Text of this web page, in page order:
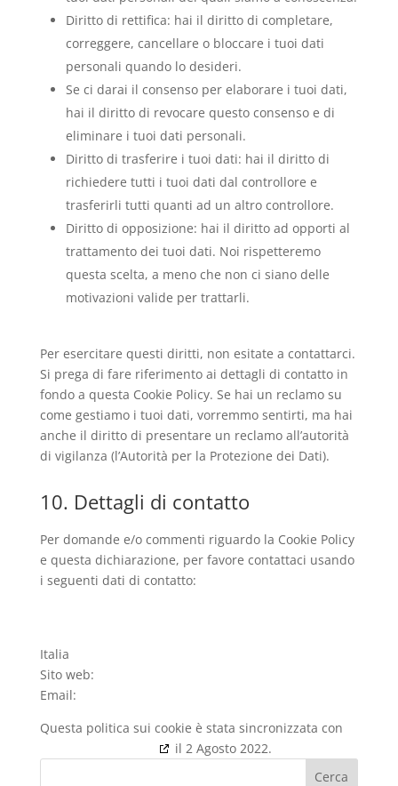
Diritto di rettifica: hai il diritto di completare,
correggere, cancellare o bloccare i tuoi dati
personali quando lo desideri.
Se ci darai il consenso per elaborare i tuoi dati,
hai il diritto di revocare questo consenso e di
eliminare i tuoi dati personali.
Diritto di trasferire i tuoi dati: hai il diritto di
richiedere tutti i tuoi dati dal controllore e
trasferirli tutti quanti ad un altro controllore.
Diritto di opposizione: hai il diritto ad opporti al
trattamento dei tuoi dati. Noi rispetteremo
questa scelta, a meno che non ci siano delle
motivazioni valide per trattarli.
Per esercitare questi diritti, non esitate a contattarci.
Si prega di fare riferimento ai dettagli di contatto in
fondo a questa Cookie Policy. Se hai un reclamo su
come gestiamo i tuoi dati, vorremmo sentirti, ma hai
anche il diritto di presentare un reclamo all’autorità
di vigilanza (l’Autorità per la Protezione dei Dati).
10. Dettagli di contatto
Per domande e/o commenti riguardo la Cookie Policy
e questa dichiarazione, per favore contattaci usando
i seguenti dati di contatto:
Italia
Sito web:
Email:
Questa politica sui cookie è stata sincronizzata con
il 2 Agosto 2022.
Cerca